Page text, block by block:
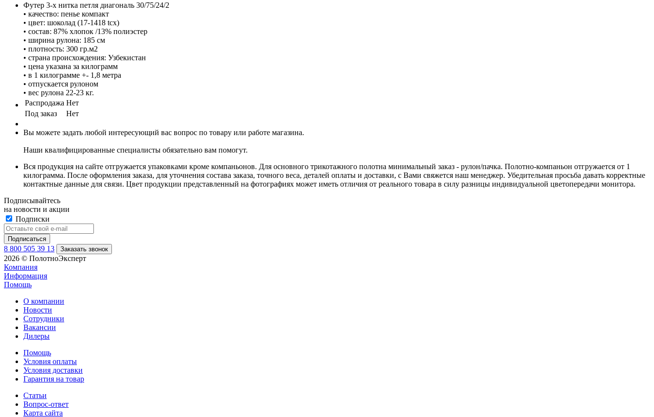
Футер 3-х нитка петля диагональ 30/75/24/2
• качество: пенье компакт
• цвет: шоколад (17-1418 tcx)
• состав: 87% хлопок /13% полиэстер
• ширина рулона: 185 см
• плотность: 300 гр.м2
• страна происхождения: Узбекистан
• цена указана за килограмм
• в 1 килограмме +- 1,8 метра
• отпускается рулоном
• вес рулона 22-23 кг.
Распродажа Нет
Под заказ
Нет
Вы можете задать любой интересующий вас вопрос по товару или работе магазина.
Наши квалифицированные специалисты обязательно вам помогут.
Вся продукция на сайте отгружается упаковками кроме компаньонов. Для основного трикотажного полотна минимальный заказ - рулон/пачка. Полотно-компаньон отгружается от 1
килограмма. После оформления заказа, для уточнения состава заказа, точного веса, деталей оплаты и доставки, с Вами свяжется наш менеджер. Убедительная просьба давать корректные
контактные данные для связи. Цвет продукции представленный на фотографиях может иметь отличия от реального товара в силу разницы индивидуальной цветопередачи монитора.
Подписывайтесь
на новости и акции
Подписки
8 800 505 39 13 Заказать звонок
2026 © ПолотноЭксперт
Компания
Информация
Помощь
О компании
Новости
Сотрудники
Вакансии
Дилеры
Помощь
Условия оплаты
Условия доставки
Гарантия на товар
Статьи
Вопрос-ответ
Карта сайта